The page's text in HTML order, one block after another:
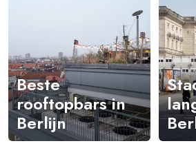
Beste
rooftopbars in
Berlijn